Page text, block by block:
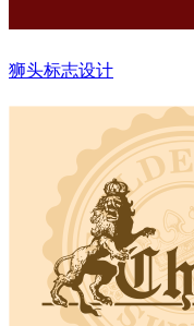
狮头标志设计